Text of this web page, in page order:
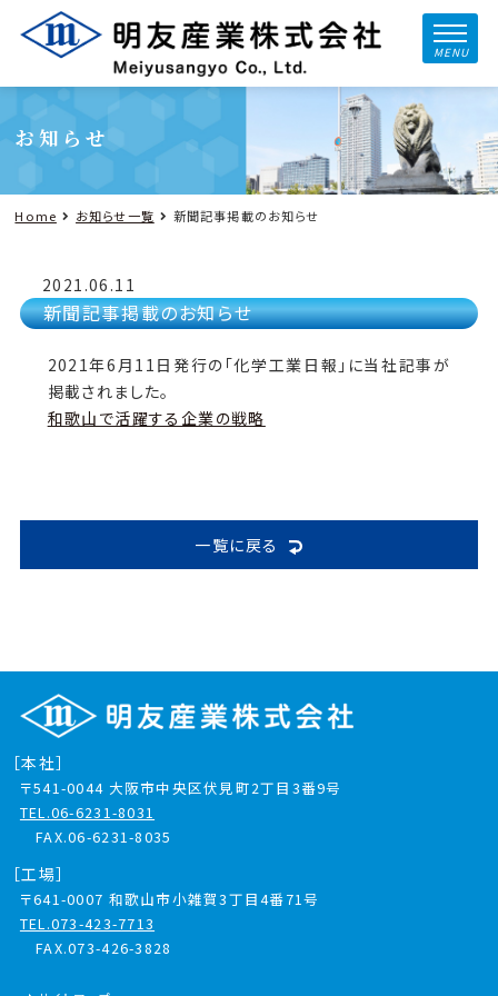
MENU
お知らせ
Home お知らせ一覧 新聞記事掲載のお知らせ
2021.06.11
新聞記事掲載のお知らせ
2021年6月11日発行の「化学工業日報」に当社記事が
掲載されました。
和歌山で活躍する企業の戦略
一覧に戻る
［本社］
〒541-0044 大阪市中央区伏見町2丁目3番9号
TEL.06-6231-8031
FAX.06-6231-8035
［工場］
〒641-0007 和歌山市小雑賀3丁目4番71号
TEL.073-423-7713
FAX.073-426-3828